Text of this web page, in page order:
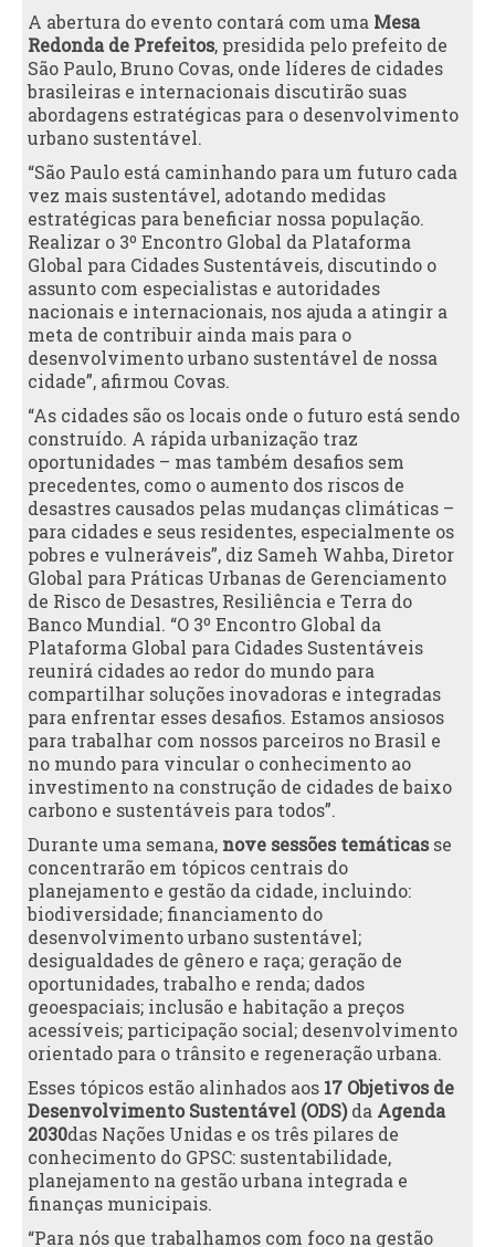
A abertura do evento contará com uma Mesa
Redonda de Prefeitos, presidida pelo prefeito de
São Paulo, Bruno Covas, onde líderes de cidades
brasileiras e internacionais discutirão suas
abordagens estratégicas para o desenvolvimento
urbano sustentável.
“São Paulo está caminhando para um futuro cada
vez mais sustentável, adotando medidas
estratégicas para beneficiar nossa população.
Realizar o 3º Encontro Global da Plataforma
Global para Cidades Sustentáveis, discutindo o
assunto com especialistas e autoridades
nacionais e internacionais, nos ajuda a atingir a
meta de contribuir ainda mais para o
desenvolvimento urbano sustentável de nossa
cidade”, afirmou Covas.
“As cidades são os locais onde o futuro está sendo
construído. A rápida urbanização traz
oportunidades – mas também desafios sem
precedentes, como o aumento dos riscos de
desastres causados pelas mudanças climáticas –
para cidades e seus residentes, especialmente os
pobres e vulneráveis”, diz Sameh Wahba, Diretor
Global para Práticas Urbanas de Gerenciamento
de Risco de Desastres, Resiliência e Terra do
Banco Mundial. “O 3º Encontro Global da
Plataforma Global para Cidades Sustentáveis
reunirá cidades ao redor do mundo para
compartilhar soluções inovadoras e integradas
para enfrentar esses desafios. Estamos ansiosos
para trabalhar com nossos parceiros no Brasil e
no mundo para vincular o conhecimento ao
investimento na construção de cidades de baixo
carbono e sustentáveis para todos”.
Durante uma semana, nove sessões temáticas se
concentrarão em tópicos centrais do
planejamento e gestão da cidade, incluindo:
biodiversidade; financiamento do
desenvolvimento urbano sustentável;
desigualdades de gênero e raça; geração de
oportunidades, trabalho e renda; dados
geoespaciais; inclusão e habitação a preços
acessíveis; participação social; desenvolvimento
orientado para o trânsito e regeneração urbana.
Esses tópicos estão alinhados aos 17 Objetivos de
Desenvolvimento Sustentável (ODS)da Agenda
2030das Nações Unidas e os três pilares de
conhecimento do GPSC: sustentabilidade,
planejamento na gestão urbana integrada e
finanças municipais.
“Para nós que trabalhamos com foco na gestão